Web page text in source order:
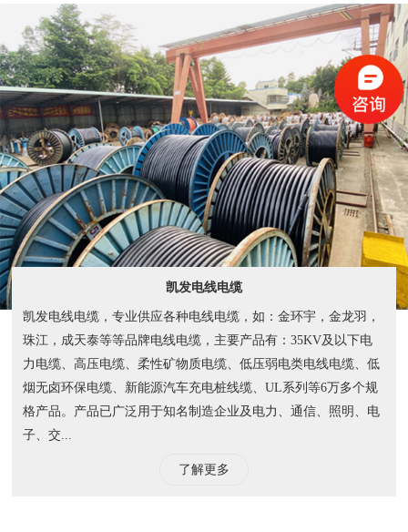
凯发电线电缆
凯发电线电缆，专业供应各种电线电缆，如：金环宇，金龙羽，
珠江，成天泰等等品牌电线电缆，主要产品有：35KV及以下电
力电缆、高压电缆、柔性矿物质电缆、低压弱电类电线电缆、低
烟无卤环保电缆、新能源汽车充电桩线缆、UL系列等6万多个规
格产品。产品已广泛用于知名制造企业及电力、通信、照明、电
子、交...
了解更多